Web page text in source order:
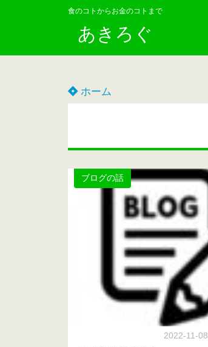
食のコトからお金のコトまで
あきろぐ
ホーム
ブログの話
2022-11-08